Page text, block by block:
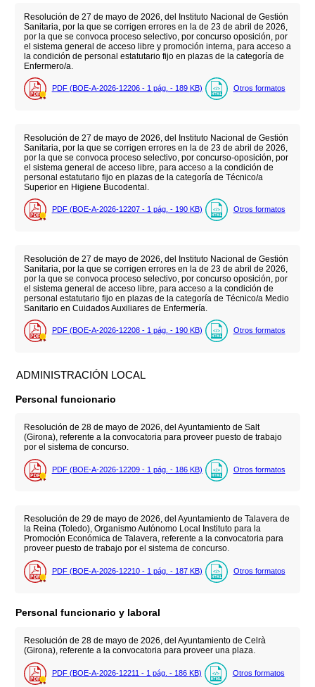
Resolución de 27 de mayo de 2026, del Instituto Nacional de Gestión
Sanitaria, por la que se corrigen errores en la de 23 de abril de 2026,
por la que se convoca proceso selectivo, por concurso oposición, por
el sistema general de acceso libre y promoción interna, para acceso a
la condición de personal estatutario fijo en plazas de la categoría de
Enfermero/a.
PDF (BOE-A-2026-12206 - 1 pág. - 189 KB) Otros formatos
Resolución de 27 de mayo de 2026, del Instituto Nacional de Gestión
Sanitaria, por la que se corrigen errores en la de 23 de abril de 2026,
por la que se convoca proceso selectivo, por concurso-oposición, por
el sistema general de acceso libre, para acceso a la condición de
personal estatutario fijo en plazas de la categoría de Técnico/a
Superior en Higiene Bucodental.
PDF (BOE-A-2026-12207 - 1 pág. - 190 KB) Otros formatos
Resolución de 27 de mayo de 2026, del Instituto Nacional de Gestión
Sanitaria, por la que se corrigen errores en la de 23 de abril de 2026,
por la que se convoca proceso selectivo, por concurso oposición, por
el sistema general de acceso libre, para acceso a la condición de
personal estatutario fijo en plazas de la categoría de Técnico/a Medio
Sanitario en Cuidados Auxiliares de Enfermería.
PDF (BOE-A-2026-12208 - 1 pág. - 190 KB) Otros formatos
ADMINISTRACIÓN LOCAL
Personal funcionario
Resolución de 28 de mayo de 2026, del Ayuntamiento de Salt
(Girona), referente a la convocatoria para proveer puesto de trabajo
por el sistema de concurso.
PDF (BOE-A-2026-12209 - 1 pág. - 186 KB) Otros formatos
Resolución de 29 de mayo de 2026, del Ayuntamiento de Talavera de
la Reina (Toledo), Organismo Autónomo Local Instituto para la
Promoción Económica de Talavera, referente a la convocatoria para
proveer puesto de trabajo por el sistema de concurso.
PDF (BOE-A-2026-12210 - 1 pág. - 187 KB) Otros formatos
Personal funcionario y laboral
Resolución de 28 de mayo de 2026, del Ayuntamiento de Celrà
(Girona), referente a la convocatoria para proveer una plaza.
PDF (BOE-A-2026-12211 - 1 pág. - 186 KB) Otros formatos